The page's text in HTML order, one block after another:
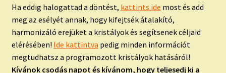
Ha eddig halogattad a döntést, kattints ide most és add
meg az esélyét annak, hogy kifejtsék átalakító,
harmonizáló erejüket a kristályok és segítsenek céljaid
elérésében! Ide kattintva pedig minden információt
megtudhatsz a programozott kristályok hatásáról!
Kívánok csodás napot és kívánom, hogy teljesedj ki a